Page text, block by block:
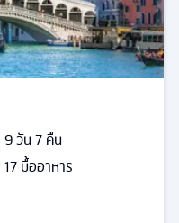
9วัน7คืน
17มื้ออาหาร